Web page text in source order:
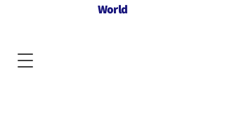
World